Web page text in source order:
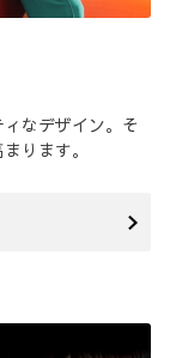
なデザイン。そ
ります。